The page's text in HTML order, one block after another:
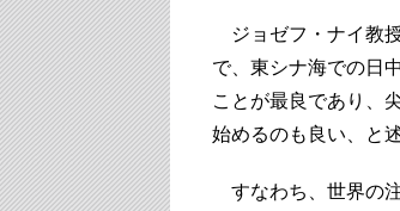
ジョゼフ・ナイ教
で、東シナ海での日
ことが最良であり、
始めるのも良い、と
すなわち、世界の